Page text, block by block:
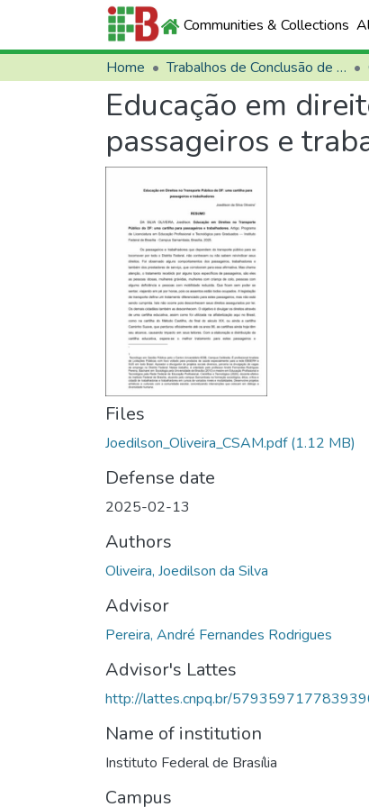
Communities & Collections
Home Trabalhos de Conclusão de Curso (TCCs)
Educação em
passageiros e
Files
Joedilson_Oliveira_CSAM.pdf(1.12 MB)
Defense date
2025-02-13
Authors
Oliveira, Joedilson da Silva
Advisor
Pereira, André Fernandes Rodrigues
Advisor's Lattes
http://lattes.cnpq.br/
Name of institution
Instituto Federal de Brasília
Campus